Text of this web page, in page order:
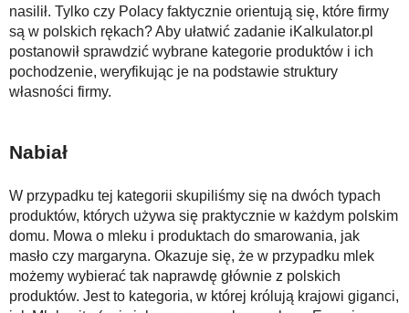
nasilił. Tylko czy Polacy faktycznie orientują się, które firmy
są w polskich rękach? Aby ułatwić zadanie iKalkulator.pl
postanowił sprawdzić wybrane kategorie produktów i ich
pochodzenie, weryfikując je na podstawie struktury
własności firmy.
Nabiał
W przypadku tej kategorii skupiliśmy się na dwóch typach
produktów, których używa się praktycznie w każdym polskim
domu. Mowa o mleku i produktach do smarowania, jak
masło czy margaryna. Okazuje się, że w przypadku mlek
możemy wybierać tak naprawdę głównie z polskich
produktów. Jest to kategoria, w której królują krajowi giganci,